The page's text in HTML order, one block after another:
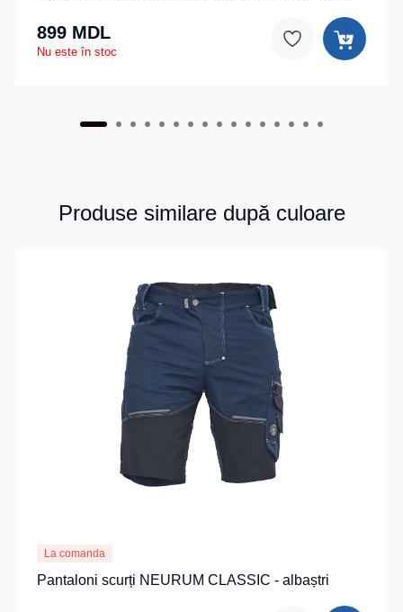
899 MDL
Nu este în stoc
Produse similare după culoare
La comanda
Pantaloni scurți NEURUM CLASSIC - albaștri